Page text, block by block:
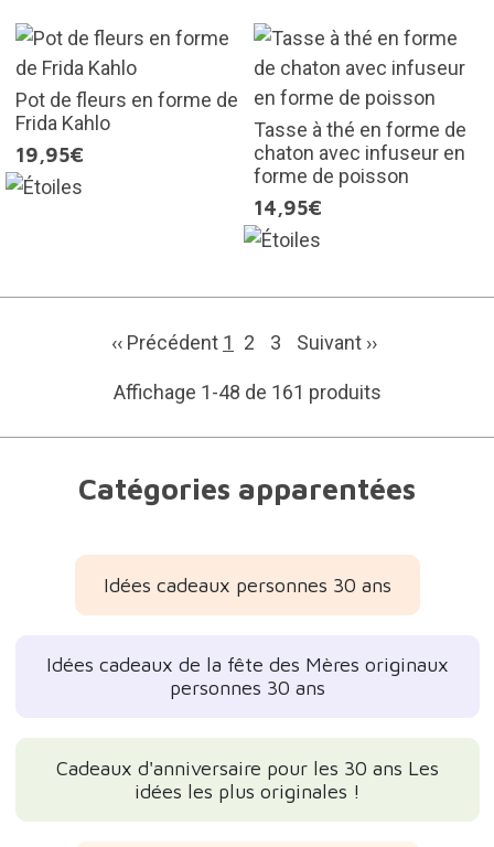
Pot de fleurs en forme de
Frida Kahlo
19,95€
Tasse à thé en forme de
chaton avec infuseur en
forme de poisson
14,95€
‹‹ Précédent 1 2 3 Suivant ››
Affichage 1-48 de 161 produits
Catégories apparentées
Idées cadeaux personnes 30 ans
Idées cadeaux de la fête des Mères originaux
personnes 30 ans
Cadeaux d'anniversaire pour les 30 ans Les
idées les plus originales !